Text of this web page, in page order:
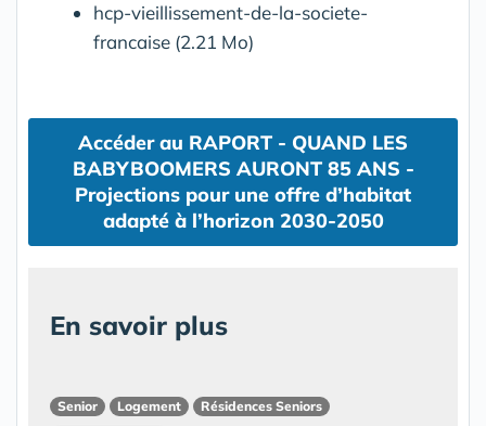
hcp-vieillissement-de-la-societe-
francaise (2.21 Mo)
Accéder au RAPORT - QUAND LES
BABYBOOMERS AURONT 85 ANS -
Projections pour une offre d’habitat
adapté à l’horizon 2030-2050
En savoir plus
Senior Logement
Résidences Seniors